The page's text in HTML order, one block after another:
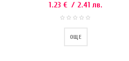
1.23 € / 2.41 лв.
ОЩЕ